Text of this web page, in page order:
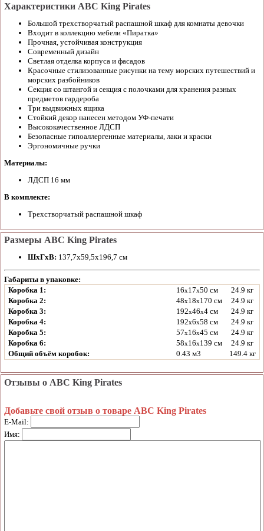
Характеристики ABC King Pirates
Большой трехстворчатый распашной шкаф для комнаты девочки
Входит в коллекцию мебели «Пиратка»
Прочная, устойчивая конструкция
Современный дизайн
Светлая отделка корпуса и фасадов
Красочные стилизованные рисунки на тему морских путешествий и
морских разбойников
Секция со штангой и секция с полочками для хранения разных
предметов гардероба
Три выдвижных ящика
Стойкий декор нанесен методом УФ-печати
Высококачественное ЛДСП
Безопасные гипоаллергенные материалы, лаки и краски
Эргономичные ручки
Материалы:
ЛДСП 16 мм
В комплекте:
Трехстворчатый распашной шкаф
Размеры ABC King Pirates
ШхГхВ: 137,7х59,5х196,7 см
Габариты в упаковке:
Коробка 1:
16x17x50 см
24.9 кг
Коробка 2:
48x18x170 см
24.9 кг
Коробка 3:
192x46x4 см
24.9 кг
Коробка 4:
192x6x58 см
24.9 кг
Коробка 5:
57x16x45 см
24.9 кг
Коробка 6:
58x16x139 см
24.9 кг
Общий объём коробок:
0.43 м3 149.4 кг
Отзывы о ABC King Pirates
Добавьте свой отзыв о товаре ABC King Pirates
E-Mail:
Имя: